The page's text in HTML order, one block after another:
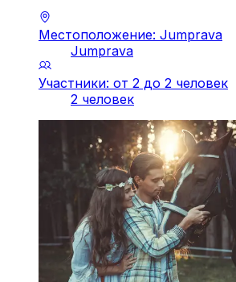
Местоположение: Jumprava
Jumprava
Участники: от 2 до 2 человек
2 человек